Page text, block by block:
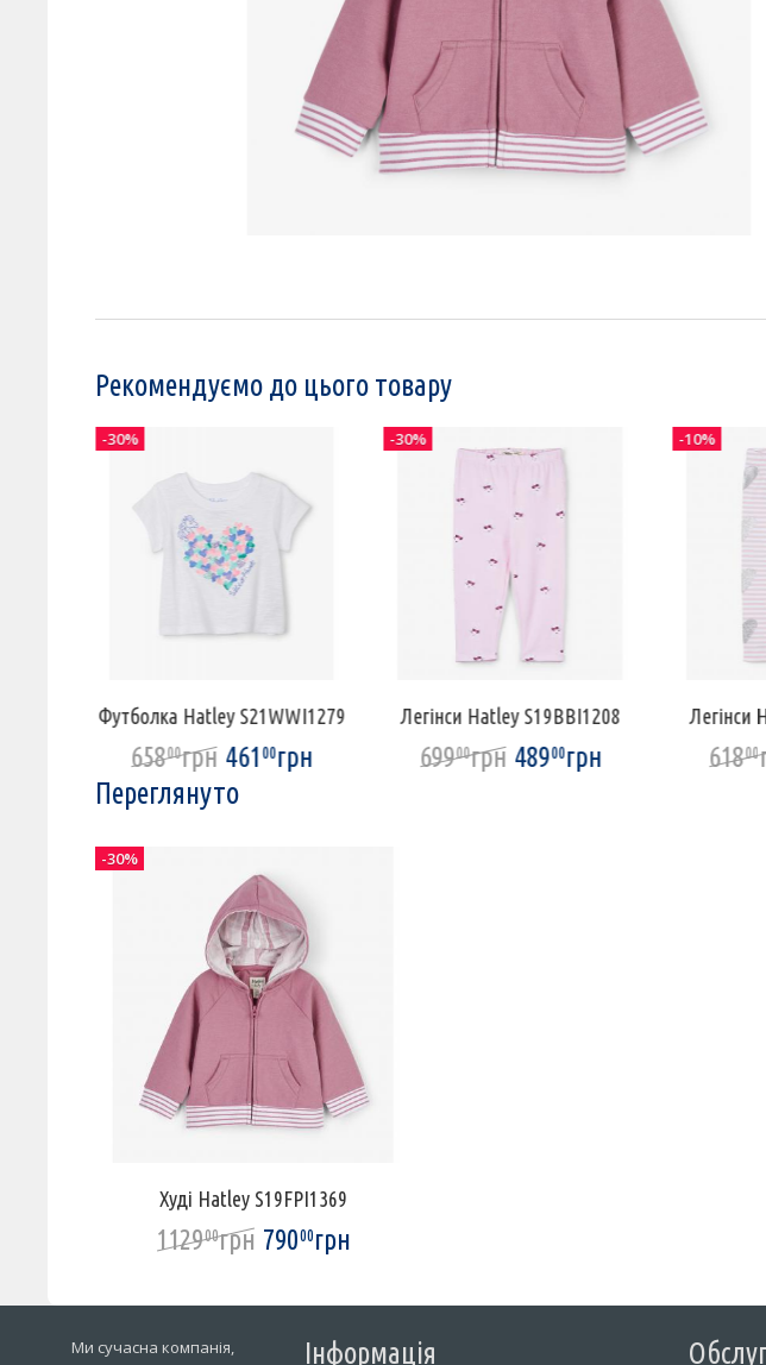
Рекомендуємо до цього товару
Футболка Hatley S21WWI1279
65800грн 461 00грн
-30%
Легінси Hatley S19BBI1208
69900грн 48900грн
-30%
Легінси
61800
-10%
Переглянуто
Худі Hatley S19FPI1369
112900грн 79000грн
-30%
Ми сучасна компанія,
Інформація